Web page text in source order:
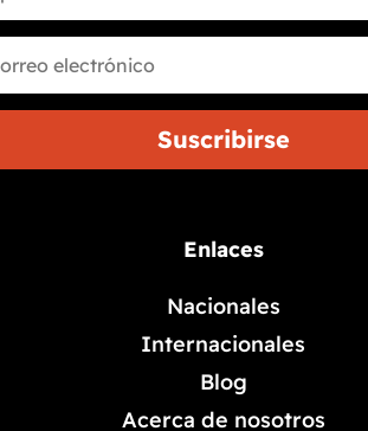
Suscribirse
Enlaces
Nacionales
Internacionales
Blog
Acerca de nosotros